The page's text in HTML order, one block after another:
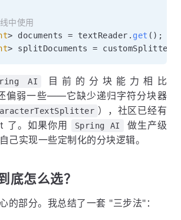
中使用
> documents = textReader . get ( ) ;
> splitDocuments = customSplitter
AI 目前的分块能力相比
偏弱一些——它缺少递归字符分块器
），社区已经有
了。如果你用
Spring AI
做生产级
己实现一些定制化的分块逻辑。
底怎么选？
的部分。我总结了一套 "三步法"：